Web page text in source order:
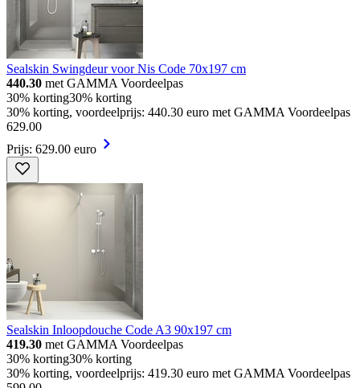
Sealskin Swingdeur voor Nis Code 70x197 cm
440.30 met GAMMA Voordeelpas
30% korting30% korting
30% korting, voordeelprijs: 440.30 euro met GAMMA Voordeelpas
629.00
Prijs: 629.00 euro
Sealskin Inloopdouche Code A3 90x197 cm
419.30 met GAMMA Voordeelpas
30% korting30% korting
30% korting, voordeelprijs: 419.30 euro met GAMMA Voordeelpas